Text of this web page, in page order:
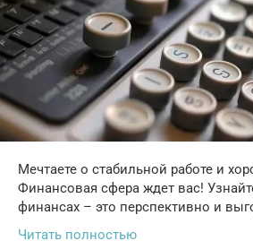
Мечтаете о стабильной работе и
Финансовая сфера ждет вас!
финансах – это перспективно и
Читать полностью